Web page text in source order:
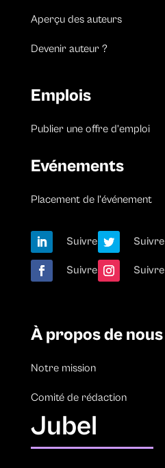
Aperçu des auteurs
Devenir auteur ?
Emplois
Publier une offre d’emploi
Evénements
Placement de l’événement
Suivre Suivre
Suivre Suivre
À propos de nous
Notre mission
Comité de rédaction
Jubel